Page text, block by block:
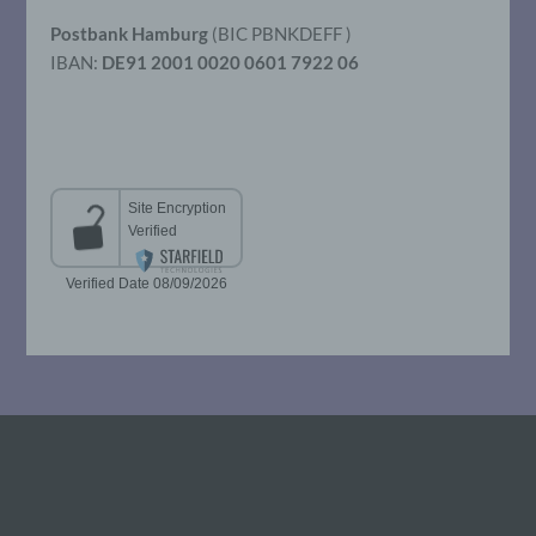
Postbank Hamburg (BIC PBNKDEFF )
IBAN: DE91 2001 0020 0601 7922 06
beziehungsweise können die bestimmten
Kriterien seiner Benennung nach dem
Unionsrecht oder dem Recht der
Auftragsverarbeiter ist eine natürliche oder
juristische Person, Behörde, Einrichtung
oder andere Stelle, die personenbezogene
Daten im Auftrag des Verantwortlichen